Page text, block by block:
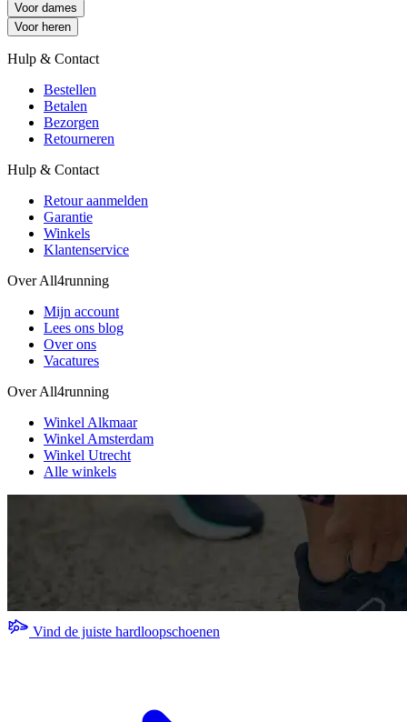
Voor dames
Voor heren
Hulp & Contact
Bestellen
Betalen
Bezorgen
Retourneren
Hulp & Contact
Retour aanmelden
Garantie
Winkels
Klantenservice
Over All4running
Mijn account
Lees ons blog
Over ons
Vacatures
Over All4running
Winkel Alkmaar
Winkel Amsterdam
Winkel Utrecht
Alle winkels
Vind de juiste hardloopschoenen